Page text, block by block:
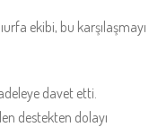
ekibi, bu karşılaşmayı
davet etti.
destekten dolayı